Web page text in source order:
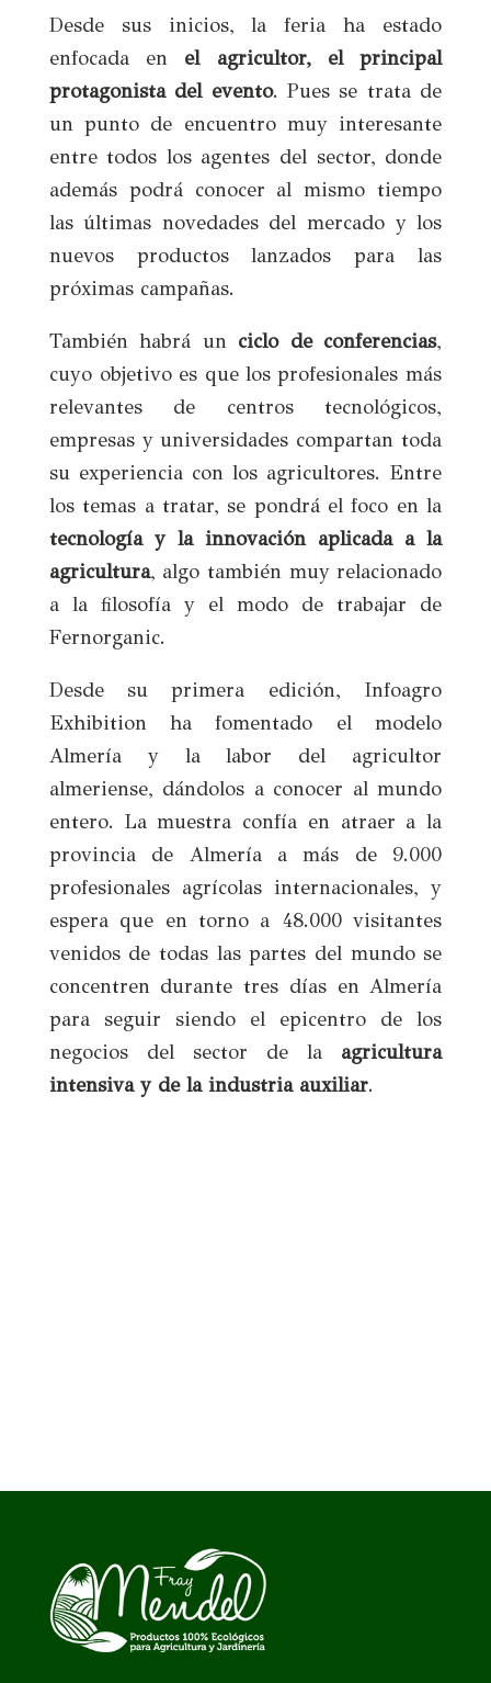
Desde sus inicios, la feria ha estado
enfocada en el agricultor, el principal
protagonista del evento. Pues se trata de
un punto de encuentro muy interesante
entre todos los agentes del sector, donde
además podrá conocer al mismo tiempo
las últimas novedades del mercado y los
nuevos productos lanzados para las
próximas campañas.
También habrá un ciclo de conferencias,
cuyo objetivo es que los profesionales más
relevantes de centros tecnológicos,
empresas y universidades compartan toda
su experiencia con los agricultores. Entre
los temas a tratar, se pondrá el foco en la
tecnología y la innovación aplicada a la
agricultura, algo también muy relacionado
a la filosofía y el modo de trabajar de
Fernorganic.
Desde su primera edición, Infoagro
Exhibition ha fomentado el modelo
Almería y la labor del agricultor
almeriense, dándolos a conocer al mundo
entero. La muestra confía en atraer a la
provincia de Almería a más de 9.000
profesionales agrícolas internacionales, y
espera que en torno a 48.000 visitantes
venidos de todas las partes del mundo se
concentren durante tres días en Almería
para seguir siendo el epicentro de los
negocios del sector de la agricultura
intensiva y de la industria auxiliar.